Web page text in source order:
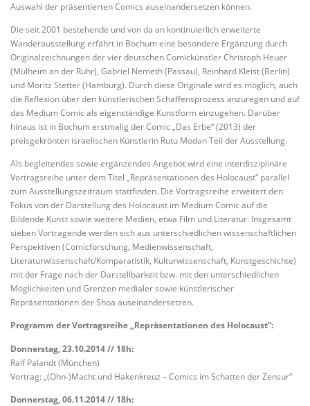
Auswahl der präsentierten Comics auseinandersetzen können.
Die seit 2001 bestehende und von da an kontinuierlich erweiterte
Wanderausstellung erfährt in Bochum eine besondere Ergänzung durch
Originalzeichnungen der vier deutschen Comickünstler Christoph Heuer
(Mülheim an der Ruhr), Gabriel Nemeth (Passau), Reinhard Kleist (Berlin)
und Moritz Stetter (Hamburg). Durch diese Originale wird es möglich, auch
die Reflexion über den künstlerischen Schaffensprozess anzuregen und auf
das Medium Comic als eigenständige Kunstform einzugehen. Darüber
hinaus ist in Bochum erstmalig der Comic „Das Erbe“ (2013) der
preisgekrönten israelischen Künstlerin Rutu Modan Teil der Ausstellung.
Als begleitendes sowie ergänzendes Angebot wird eine interdisziplinäre
Vortragsreihe unter dem Titel „Repräsentationen des Holocaust“ parallel
zum Ausstellungszeitraum stattfinden. Die Vortragsreihe erweitert den
Fokus von der Darstellung des Holocaust im Medium Comic auf die
Bildende Kunst sowie weitere Medien, etwa Film und Literatur. Insgesamt
sieben Vortragende werden sich aus unterschiedlichen wissenschaftlichen
Perspektiven (Comicforschung, Medienwissenschaft,
Literaturwissenschaft/Komparatistik, Kulturwissenschaft, Kunstgeschichte)
mit der Frage nach der Darstellbarkeit bzw. mit den unterschiedlichen
Möglichkeiten und Grenzen medialer sowie künstlerischer
Repräsentationen der Shoa auseinandersetzen.
Programm der Vortragsreihe „Repräsentationen des Holocaust“:
Donnerstag, 23.10.2014 // 18h:
Ralf Palandt (München)
Vortrag: „(Ohn-)Macht und Hakenkreuz – Comics im Schatten der Zensur“
Donnerstag, 06.11.2014 // 18h: